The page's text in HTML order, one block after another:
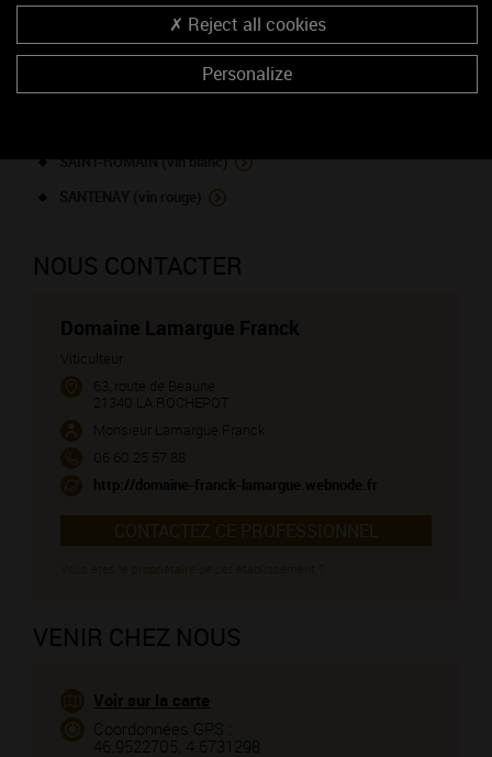
MARANGES (vin rouge)
MARANGES 1ER CRU - Les Clos Roussots (vin rouge)
MARANGES (vin blanc)
SAINT-ROMAIN (vin blanc)
NOUS CONTACTER
Domaine Lamargue Franck
Viticulteur
63, route de Beaune
21340 LA ROCHEPOT
Monsieur Lamargue Franck
06 60 25 57 88
http://domaine-franck-lamargue.webnode.fr
CONTACTEZ CE PROFESSIONNEL
VENIR CHEZ NOUS
Voir sur la carte
Coordonnées GPS :
46.9522705, 4.6731298
Reject all cookies
Personalize